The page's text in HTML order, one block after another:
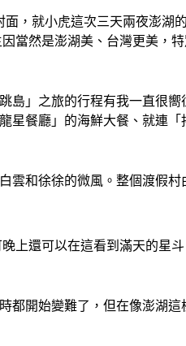
，就小虎這次三天兩夜澎
當然是澎湖美、台灣更美，
」之旅的行程有我一直很
餐廳」的海鮮大餐、就連
和徐徐的微風。整個渡假
上還可以在這看到滿天的星
開始變難了，但在像澎湖